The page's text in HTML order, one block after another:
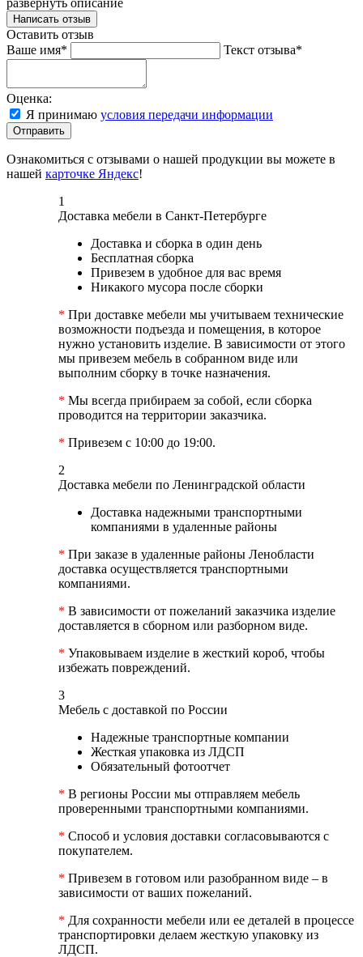
Написать отзыв
Оставить отзыв
Ваше имя*
Текст отзыва*
Оценка:
Я принимаю условия передачи информации
Отправить
Ознакомиться с отзывами о нашей продукции вы можете в
нашей карточке Яндекс!
1
Доставка мебели в Санкт-Петербурге
Доставка и сборка в один день
Бесплатная сборка
Привезем в удобное для вас время
Никакого мусора после сборки
* При доставке мебели мы учитываем технические
возможности подъезда и помещения, в которое
нужно установить изделие. В зависимости от этого
мы привезем мебель в собранном виде или
выполним сборку в точке назначения.
* Мы всегда прибираем за собой, если сборка
проводится на территории заказчика.
* Привезем с 10:00 до 19:00.
2
Доставка мебели по Ленинградской области
Доставка надежными транспортными
компаниями в удаленные районы
* При заказе в удаленные районы Ленобласти
доставка осуществляется транспортными
компаниями.
* В зависимости от пожеланий заказчика изделие
доставляется в сборном или разборном виде.
* Упаковываем изделие в жесткий короб, чтобы
избежать повреждений.
3
Мебель с доставкой по России
Надежные транспортные компании
Жесткая упаковка из ЛДСП
Обязательный фотоотчет
* В регионы России мы отправляем мебель
проверенными транспортными компаниями.
* Способ и условия доставки согласовываются с
покупателем.
* Привезем в готовом или разобранном виде – в
зависимости от ваших пожеланий.
* Для сохранности мебели или ее деталей в процессе
транспортировки делаем жесткую упаковку из
ЛДСП.